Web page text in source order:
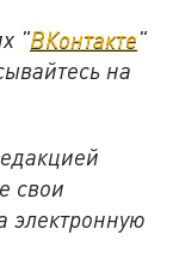
"ВКонтакте"
на
свои
электронную